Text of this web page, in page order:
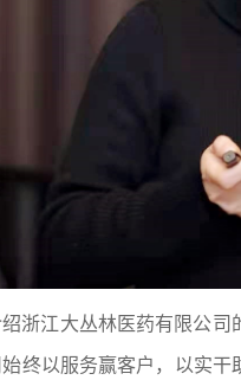
浙江大丛林医药有限公
终以服务赢客户，以实